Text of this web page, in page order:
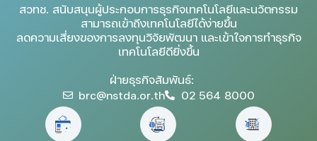
สวทช. สนับสนุนผู้ประกอบการธุรกิจเทคโนโลยีและนวัตกรรม
สามารถเข้าถึงเทคโนโลยีได้ง่ายขึ้น
ลดความเสี่ยงของการลงทุนวิจัยพัฒนา และเข้าใจการทำธุรกิจ
เทคโนโลยีดียิ่งขึ้น
ฝ่ายธุรกิจสัมพันธ์:
brc@nstda.or.th
02 564 8000